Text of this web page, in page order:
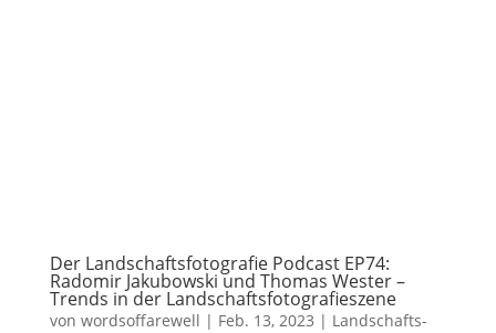
Der Landschaftsfotografie Podcast EP74:
Radomir Jakubowski und Thomas Wester –
Trends in der Landschaftsfotografieszene
von wordsoffarewell | Feb. 13, 2023 | Landschafts­